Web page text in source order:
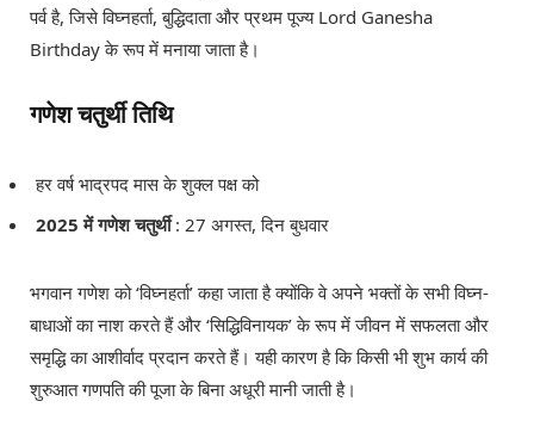
पर्व है, जिसे विघ्नहर्ता, बुद्धिदाता और प्रथम पूज्य Lord Ganesha
Birthday के रूप में मनाया जाता है।
गणेश चतुर्थी तिथि
हर वर्ष भाद्रपद मास के शुक्ल पक्ष को
2025 में गणेश चतुर्थी: 27 अगस्त, दिन बुधवार
भगवान गणेश को ‘विघ्नहर्ता’ कहा जाता है क्योंकि वे अपने भक्तों के सभी विघ्न-
बाधाओं का नाश करते हैं और ‘सिद्धिविनायक’ के रूप में जीवन में सफलता और
समृद्धि का आशीर्वाद प्रदान करते हैं। यही कारण है कि किसी भी शुभ कार्य की
शुरुआत गणपति की पूजा के बिना अधूरी मानी जाती है।